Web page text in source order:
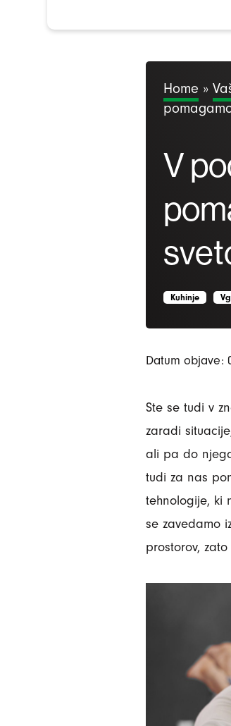
Home »
V
Kuhinje
Datum objave:
Ste se tudi v
zaradi
ali pa do
tudi za nas
tehnologije, ki
se zavedamo
prostorov,